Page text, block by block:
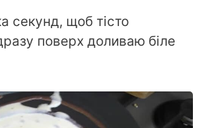
секунд, щоб тісто
поверх доливаю біле